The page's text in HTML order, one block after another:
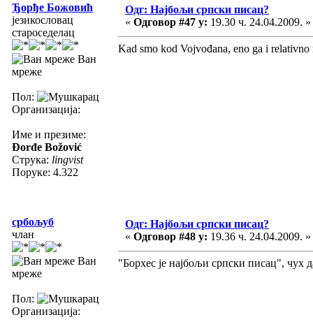
Ђорђе Божовић
језикословац
староседелац
Ван
мреже
Пол:
Организација:
Име и презиме:
Đorđe Božović
Струка: lingvist
Поруке: 4.322
Одг: Најбољи српски писац?
« Одговор #47 у: 19.30 ч. 24.04.2009. »
Kad smo kod Vojvođana, eno ga i
србољуб
члан
Ван
мреже
Пол:
Организација:
Одг: Најбољи српски писац?
« Одговор #48 у: 19.36 ч. 24.04.2009. »
"Борхес је најбољи српски писац", чух